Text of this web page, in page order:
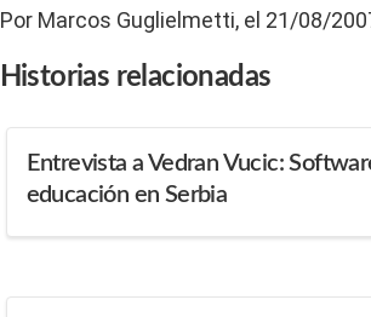
Por Marcos Guglielmetti, el 21/08/
Historias relacionadas
Entrevista a Vedran Vucic:
educación en Serbia